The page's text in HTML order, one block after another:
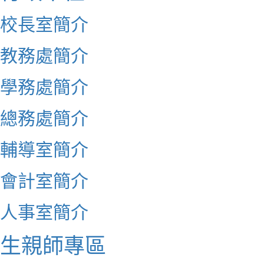
校長室簡介
教務處簡介
學務處簡介
總務處簡介
輔導室簡介
會計室簡介
人事室簡介
生親師專區